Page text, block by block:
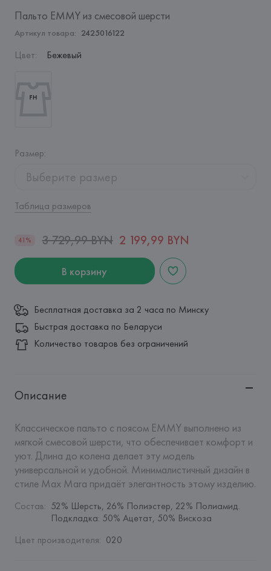
Пальто EMMY из смесовой шерсти
Артикул товара: 2425016122
Цвет: Бежевый
Размер:
Выберите размер
Таблица размеров
41% 3 729,99 BYN 2 199,99 BYN
В корзину
Бесплатная доставка за 2 часа по Минску
Быстрая доставка по Беларуси
Количество товаров без ограничений
Описание
Классическое пальто с поясом EMMY выполнено из
мягкой смесовой шерсти, что обеспечивает комфорт и
уют. Длина до колена делает эту модель
универсальной и удобной. Минималистичный дизайн в
стиле Max Mara придаёт элегантность этому изделию.
Состав: 52% Шерсть, 26% Полиэстер, 22% Полиамид.
Подкладка: 50% Ацетат, 50% Вискоза
Цвет производителя: 020